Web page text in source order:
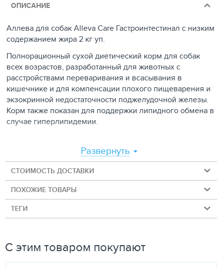
ОПИСАНИЕ
Аллева для собак Alleva Care Гастроинтестинал с низким
содержанием жира 2 кг уп.
Полнорационный сухой диетический корм для собак
всех возрастов, разработанный для животных с
расстройствами переваривания и всасывания в
кишечнике и для компенсации плохого пищеварения и
экзокринной недостаточности поджелудочной железы.
Корм также показан для поддержки липидного обмена в
случае гиперлипидемии.
Общая характеристика
Alleva Care Gastrointestinal Low Fat - это высоко
усваиваемый рацион с низким содержанием жиров,
повышенным содержанием натрия и калия, с отборной
растворимой клетчаткой (тыква, подорожник,
ксилоолигосахариды (X.O.S)) и другими пребиотиками. В
нормализации процессов пищеварения и улучшения
здоровья кишечника, а также комбинация трех
Развернуть
СТОИМОСТЬ ДОСТАВКИ
ПОХОЖИЕ ТОВАРЫ
ТЕГИ
С этим товаром покупают